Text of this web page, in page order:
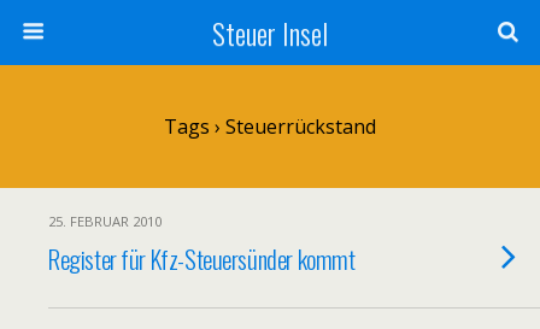
Steuer Insel
Tags › Steuerrückstand
25. FEBRUAR 2010
Register für Kfz-Steuersünder kommt